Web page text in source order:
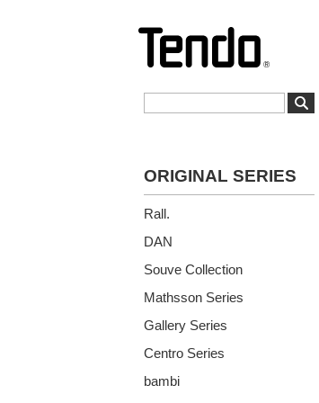
ORIGINAL SERIES
Rall.
DAN
Souve Collection
Mathsson Series
Gallery Series
Centro Series
bambi